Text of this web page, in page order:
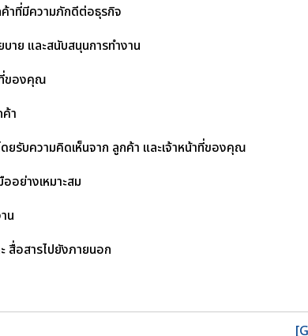
าที่มีความภักดีต่อธุรกิจ
าย และสนับสนุนการทำงาน
ที่ของคุณ
า
ยรับความคิดเห็นจาก ลูกค้า และเจ้าหน้าที่ของคุณ
อย่างเหมาะสม
น
สื่อสารไปยังภายนอก